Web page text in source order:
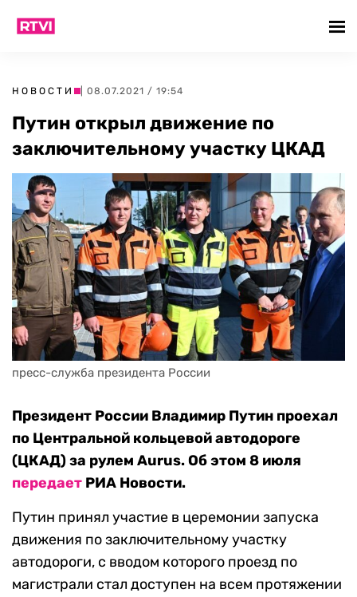
НОВОСТИ | 08.07.2021 / 19:54
Путин открыл движение по
заключительному участку ЦКАД
пресс-служба президента России
Президент России Владимир Путин проехал
по Центральной кольцевой автодороге
(ЦКАД) за рулем Aurus. Об этом 8 июля
передает РИА Новости.
Путин принял участие в церемонии запуска
движения по заключительному участку
автодороги, с вводом которого проезд по
магистрали стал доступен на всем протяжении